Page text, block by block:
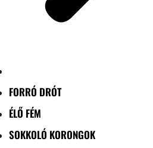
FORRÓ DRÓT
ÉLŐ FÉM
SOKKOLÓ KORONGOK